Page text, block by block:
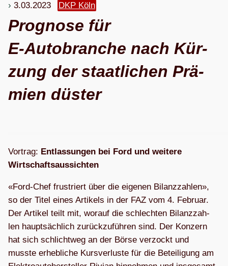
3.03.2023 DKP Köln
Pro­gnose für
E‑Autobranche nach Kür­
zung der staat­li­chen Prä­
mien düster
Vor­trag: Ent­las­sun­gen bei Ford und wei­tere
Wirtschaftsaussichten
«Ford-Chef frus­triert über die eige­nen Bilanz­zah­len»,
so der Titel eines Arti­kels in der FAZ vom 4. Februar.
Der Arti­kel teilt mit, wor­auf die schlech­ten Bilanz­zah­
len haupt­säch­lich zurück­zu­füh­ren sind. Der Kon­zern
hat sich schlicht­weg an der Börse ver­zockt und
musste erheb­li­che Kurs­ver­luste für die Betei­li­gung am